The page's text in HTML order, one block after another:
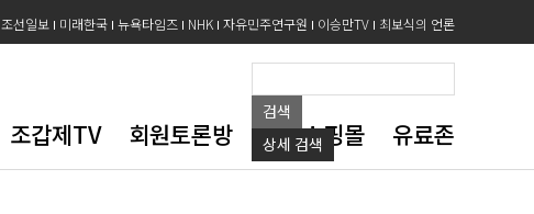
조선일보 미래한국 뉴욕타임즈 NHK 자유민주연구원 이승만TV 최보식의 언론
검색
상세 검색
조갑제TV 회원토론방 도서쇼핑몰 유료존